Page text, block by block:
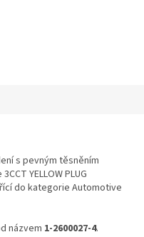
s pevným těsněním
YELLOW PLUG
do kategorie Automotive
názvem 1-2600027-4.